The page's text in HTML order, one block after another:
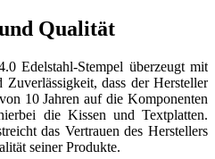
Qualität
Edelstahl-Stempel überzeugt mit
dass der Hersteller
10 Jahren auf die Komponenten
die Kissen und Textplatten.
das Vertrauen des Herstellers
seiner Produkte.